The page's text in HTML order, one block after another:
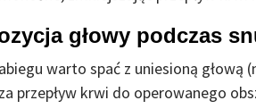
głowy podczas
warto spać z uniesioną głową
przepływ krwi do operowanego